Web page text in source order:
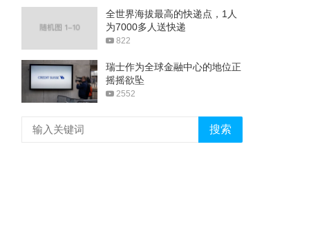
全世界海拔最高的快递点，1人
为7000多人送快递
822
瑞士作为全球金融中心的地位正
摇摇欲坠
2552
搜索